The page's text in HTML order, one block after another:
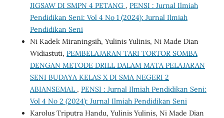
JIGSAW DI SMPN 4 PETANG , PENSI : Jurnal Ilmiah
Pendidikan Seni: Vol 4 No 1 (2024): Jurnal Ilmiah
Pendidikan Seni
Ni Kadek Miraningsih, Yulinis Yulinis, Ni Made Dian
Widiastuti, PEMBELAJARAN TARI TORTOR SOMBA
DENGAN METODE DRILL DALAM MATA PELAJARAN
SENI BUDAYA KELAS X DI SMA NEGERI 2
ABIANSEMAL , PENSI : Jurnal Ilmiah Pendidikan Seni:
Vol 4 No 2 (2024): Jurnal Ilmiah Pendidikan Seni
Karolus Triputra Handu, Yulinis Yulinis, Ni Made Dian